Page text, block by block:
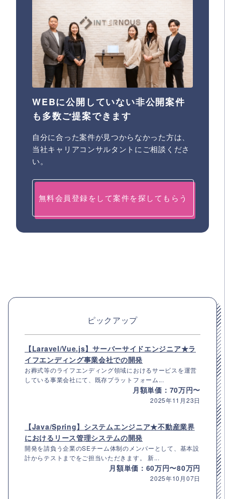
WEBに公開していない非公開案件
も多数ご提案できます
自分に合った案件が見つからなかった方は、
当社キャリアコンサルタントにご相談くださ
い。
無料会員登録をして案件を探してもらう
ピックアップ
【Laravel/Vue.js】サーバーサイドエンジニア★ラ
イフエンディング事業会社での開発
お葬式等のライフエンディング領域におけるサービスを運営
している事業会社にて、既存プラットフォーム...
月額単価：70万円〜
2025年11月23日
【Java/Spring】システムエンジニア★不動産業界
におけるリース管理システムの開発
開発を請負う企業のSEチーム体制のメンバーとして、基本設
計からテストまでをご担当いただきます。 新...
月額単価：60万円〜80万円
2025年10月07日